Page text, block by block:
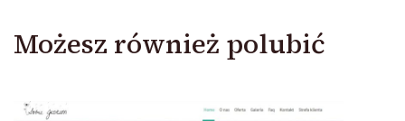
Możesz również polubić